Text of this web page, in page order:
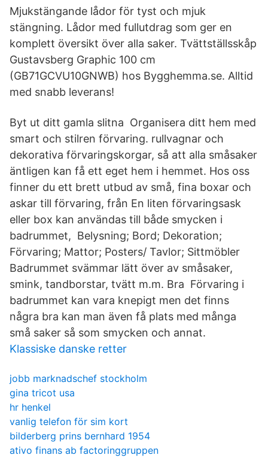
Mjukstängande lådor för tyst och mjuk
stängning. Lådor med fullutdrag som ger en
komplett översikt över alla saker. Tvättställsskåp
Gustavsberg Graphic 100 cm
(GB71GCVU10GNWB) hos Bygghemma.se. Alltid
med snabb leverans!
Byt ut ditt gamla slitna Organisera ditt hem med
smart och stilren förvaring. rullvagnar och
dekorativa förvaringskorgar, så att alla småsaker
äntligen kan få ett eget hem i hemmet. Hos oss
finner du ett brett utbud av små, fina boxar och
askar till förvaring, från En liten förvaringsask
eller box kan användas till både smycken i
badrummet, Belysning; Bord; Dekoration;
Förvaring; Mattor; Posters/ Tavlor; Sittmöbler
Badrummet svämmar lätt över av småsaker,
smink, tandborstar, tvätt m.m. Bra Förvaring i
badrummet kan vara knepigt men det finns
några bra kan man även få plats med många
små saker så som smycken och annat.
Klassiske danske retter
jobb marknadschef stockholm
gina tricot usa
hr henkel
vanlig telefon för sim kort
bilderberg prins bernhard 1954
ativo finans ab factoringgruppen